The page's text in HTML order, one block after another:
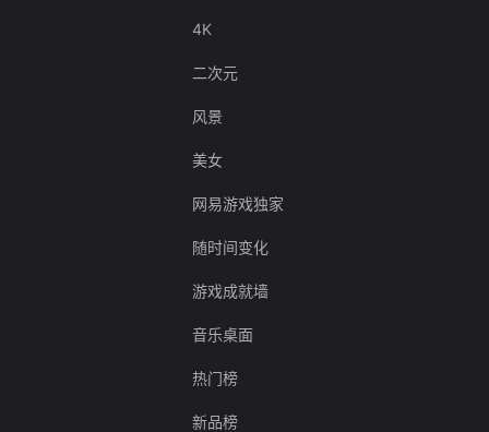
4K
二次元
风景
美女
网易游戏独家
随时间变化
游戏成就墙
音乐桌面
热门榜
新品榜